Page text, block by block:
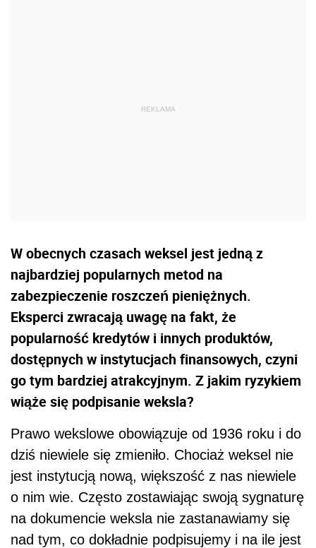
W obecnych czasach weksel jest jedną z
najbardziej popularnych metod na
zabezpieczenie roszczeń pieniężnych.
Eksperci zwracają uwagę na fakt, że
popularność kredytów i innych produktów,
dostępnych w instytucjach finansowych, czyni
go tym bardziej atrakcyjnym. Z jakim ryzykiem
wiąże się podpisanie weksla?
Prawo wekslowe obowiązuje od 1936 roku i do
dziś niewiele się zmieniło. Chociaż weksel nie
jest instytucją nową, większość z nas niewiele
o nim wie. Często zostawiając swoją sygnaturę
na dokumencie weksla nie zastanawiamy się
nad tym, co dokładnie podpisujemy i na ile jest